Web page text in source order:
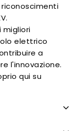
migliori
elettrico
a
l'innovazione.
qui su